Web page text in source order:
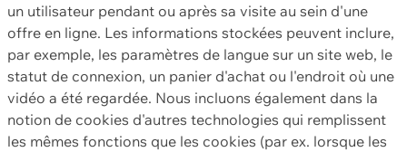
un utilisateur pendant ou après sa visite au sein d'une
offre en ligne. Les informations stockées peuvent inclure,
par exemple, les paramètres de langue sur un site web, le
statut de connexion, un panier d'achat ou l'endroit où une
vidéo a été regardée. Nous incluons également dans la
notion de cookies d'autres technologies qui remplissent
les mêmes fonctions que les cookies (par ex. lorsque les